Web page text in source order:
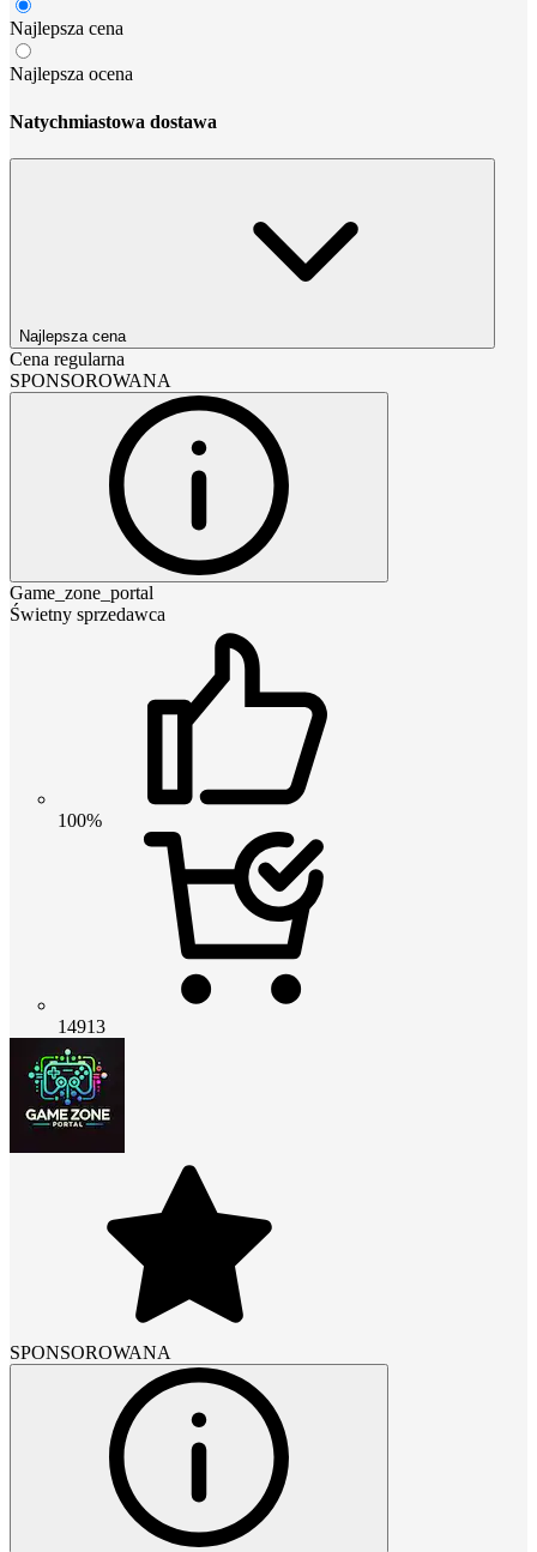
Najlepsza cena
Najlepsza ocena
Natychmiastowa dostawa
Najlepsza cena
Cena regularna
SPONSOROWANA
Game_zone_portal
Świetny sprzedawca
100%
14913
SPONSOROWANA